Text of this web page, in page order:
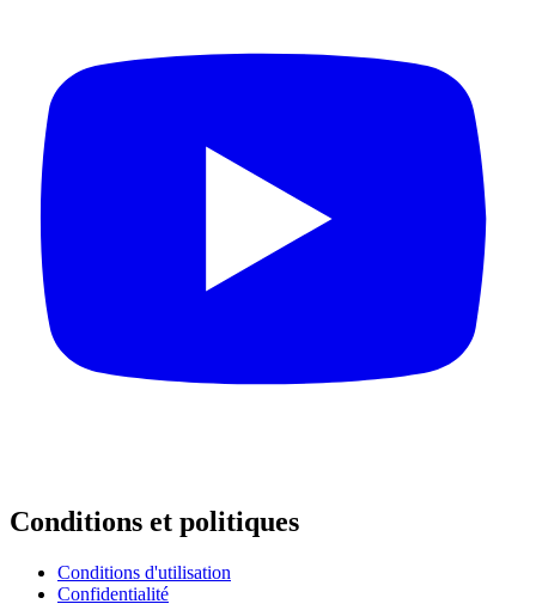
Conditions et politiques
Conditions d'utilisation
Confidentialité